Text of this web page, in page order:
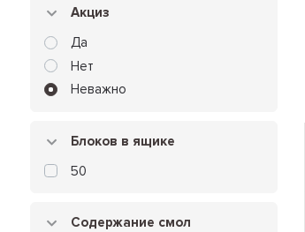
Акциз
Да
Нет
Неважно
Блоков в ящике
50
Содержание смол